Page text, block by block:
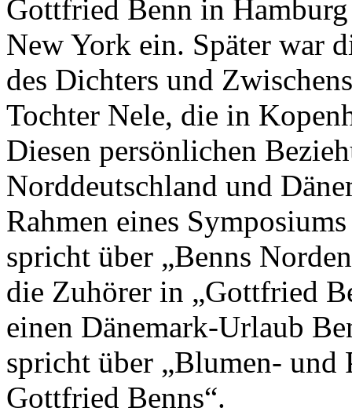
Gottfried Benn in Hamburg
New York ein. Später war
des Dichters und
Tochter Nele, die in
Diesen persönlichen
Norddeutschland und
Rahmen eines
spricht über „Benns
die Zuhörer in „Gottfried
einen Dänemark-Urlaub
spricht über „Blumen- und
Gottfried Benns“.